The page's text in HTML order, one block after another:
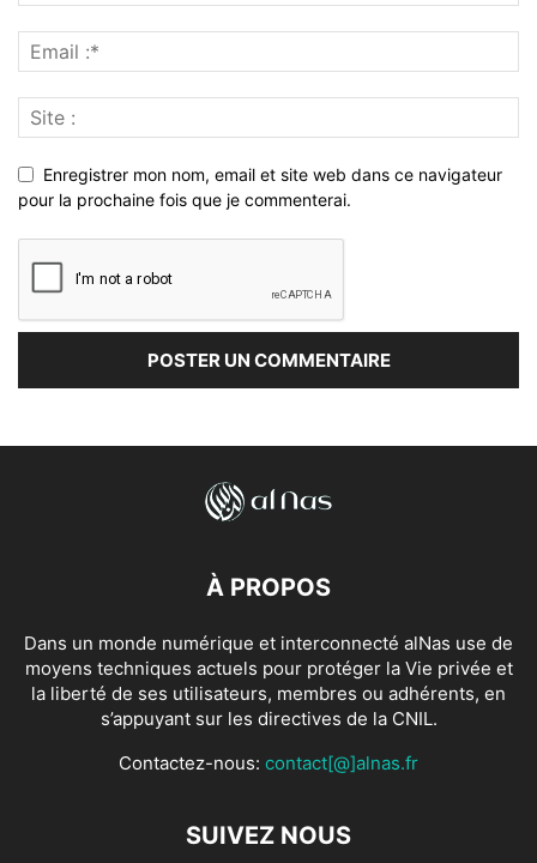
Enregistrer mon nom, email et site web dans ce navigateur
pour la prochaine fois que je commenterai.
À PROPOS
Dans un monde numérique et interconnecté alNas use de
moyens techniques actuels pour protéger la Vie privée et
la liberté de ses utilisateurs, membres ou adhérents, en
s’appuyant sur les directives de la CNIL.
Contactez-nous: contact[@]alnas.fr
SUIVEZ NOUS